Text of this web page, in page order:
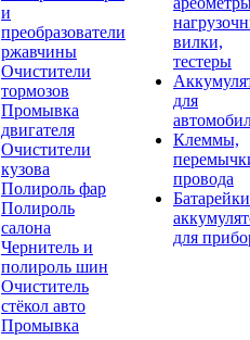
и
преобразователи
ржавчины
Очистители
тормозов
Промывка
двигателя
Очистители
кузова
Полироль фар
Полироль
салона
Чернитель и
полироль шин
Очиститель
стёкол авто
Промывка
вилки,
тестеры
для
Клеммы,
провода
для